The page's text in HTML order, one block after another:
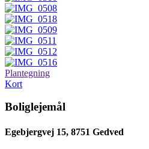
Plantegning
Kort
Boliglejemål
Egebjergvej 15, 8751 Gedved